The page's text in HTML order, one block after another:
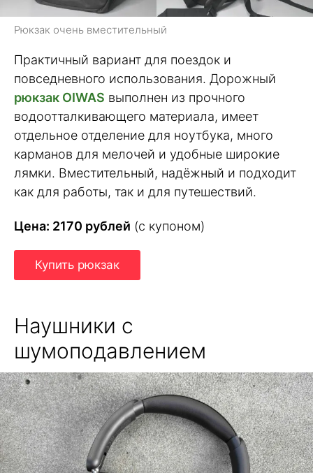
Рюкзак очень вместительный
Практичный вариант для поездок и
повседневного использования. Дорожный
рюкзак OIWAS выполнен из прочного
водоотталкивающего материала, имеет
отдельное отделение для ноутбука, много
карманов для мелочей и удобные широкие
лямки. Вместительный, надёжный и подходит
как для работы, так и для путешествий.
Цена: 2170 рублей (с купоном)
Купить рюкзак
Наушники с
шумоподавлением